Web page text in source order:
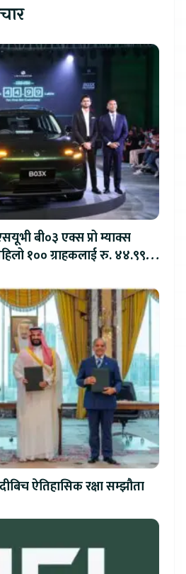
बी०३ एक्स प्रो म्याक्स
१०० ग्राहकलाई रु. ४४.९९
ऐतिहासिक रक्षा सम्झौता